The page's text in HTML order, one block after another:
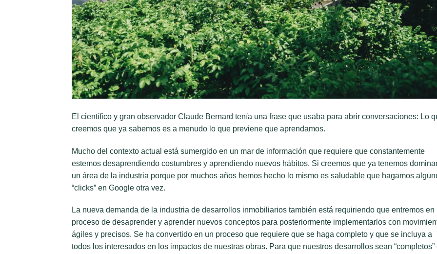
El científico y gran observador Claude Bernard tenía una frase que usaba para abrir conversaciones: Lo
creemos que ya sabemos es a menudo lo que previene que aprendamos.
Mucho del contexto actual está sumergido en un mar de información que requiere que constantemente
estemos desaprendiendo costumbres y aprendiendo nuevos hábitos. Si creemos que ya tenemos
un área de la industria porque por muchos años hemos hecho lo mismo es saludable que hagamos
“clicks” en Google otra vez.
La nueva demanda de la industria de desarrollos inmobiliarios también está requiriendo que entremos en
proceso de desaprender y aprender nuevos conceptos para posteriormente implementarlos con
ágiles y precisos. Se ha convertido en un proceso que requiere que se haga completo y que se incluya a
todos los interesados en los impactos de nuestras obras. Para que nuestros desarrollos sean “completos”